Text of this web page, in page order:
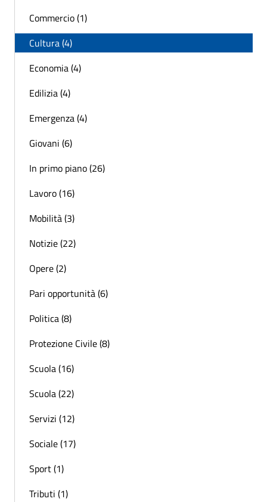
Commercio (1)
Cultura (4)
Economia (4)
Edilizia (4)
Emergenza (4)
Giovani (6)
In primo piano (26)
Lavoro (16)
Mobilità (3)
Notizie (22)
Opere (2)
Pari opportunità (6)
Politica (8)
Protezione Civile (8)
Scuola (16)
Scuola (22)
Servizi (12)
Sociale (17)
Sport (1)
Tributi (1)